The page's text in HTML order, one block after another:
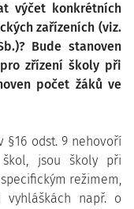
výčet konkrétních
zařízeních (viz.
Bude stanoven
zřízení školy při
počet žáků ve
§16 odst. 9 nehovoří
jsou školy při
režimem,
vyhláškách např. o